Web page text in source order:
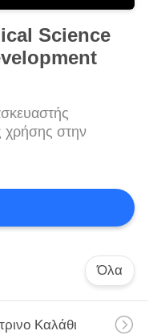
Science
χρήσης στην
Όλα
Καλάθι